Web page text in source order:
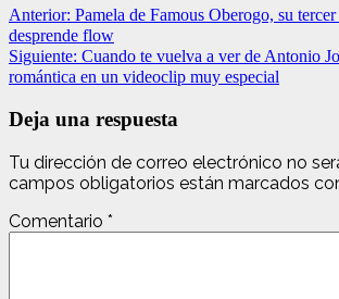
Anterior: Pamela de Famous Oberogo, su
desprende flow
Siguiente: Cuando te vuelva a ver de Antonio
romántica en un videoclip muy especial
Deja una respuesta
Tu dirección de correo electrónico no
campos obligatorios están marcados
Comentario *